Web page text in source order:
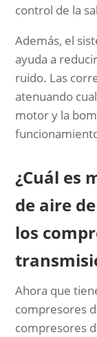
control de la
Además, el
ayuda a
ruido. Las
atenuando
motor y la
¿Cuál es
de aire
los
Ahora que
compresores
compresores